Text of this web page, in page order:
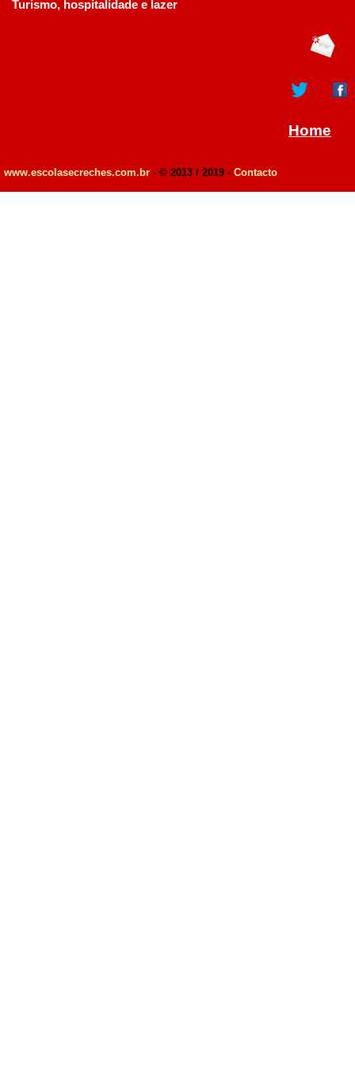
Turismo, hospitalidade e lazer
Home
www.escolasecreches.com.br - © 2013 / 2019 - Contacto